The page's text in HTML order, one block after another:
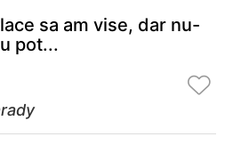
sa am vise, dar nu-
pot...